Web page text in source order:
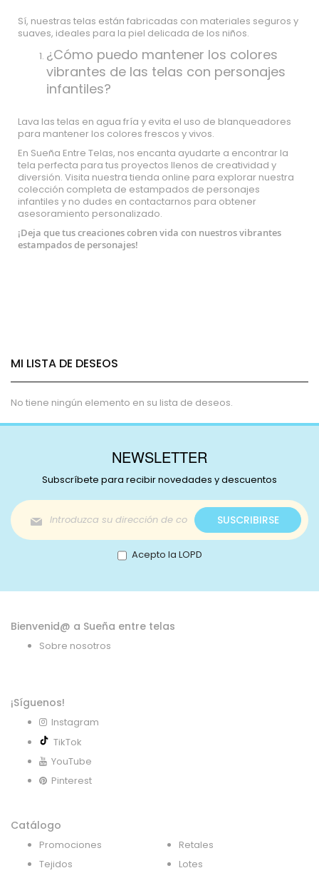
Sí, nuestras telas están fabricadas con materiales seguros y
suaves, ideales para la piel delicada de los niños.
¿Cómo puedo mantener los colores
vibrantes de las telas con personajes
infantiles?
Lava las telas en agua fría y evita el uso de blanqueadores
para mantener los colores frescos y vivos.
En Sueña Entre Telas, nos encanta ayudarte a encontrar la
tela perfecta para tus proyectos llenos de creatividad y
diversión. Visita nuestra tienda online para explorar nuestra
colección completa de estampados de personajes
infantiles y no dudes en contactarnos para obtener
asesoramiento personalizado.
¡Deja que tus creaciones cobren vida con nuestros vibrantes
estampados de personajes!
MI LISTA DE DESEOS
No tiene ningún elemento en su lista de deseos.
NEWSLETTER
Subscríbete para recibir novedades y descuentos
Inscríbase
a
nuestro
boletín
de
SUSCRIBIRSE
Acepto la LOPD
Bienvenid@ a Sueña entre telas
Sobre nosotros
¡Síguenos!
Instagram
TikTok
YouTube
Pinterest
Catálogo
Promociones
Tejidos
Retales
Lotes